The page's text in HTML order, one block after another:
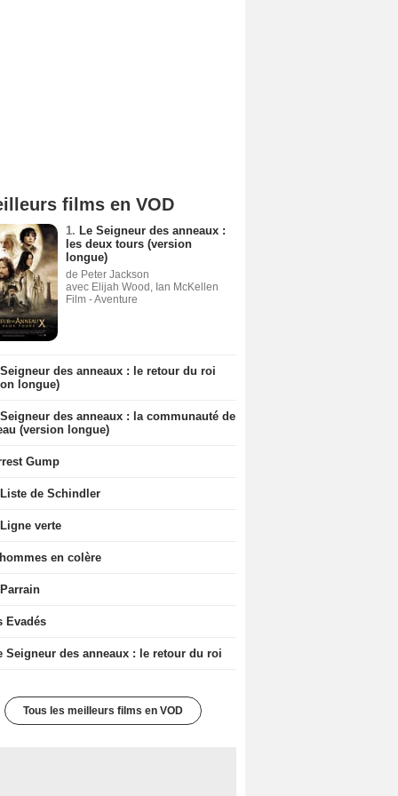
films en VOD
1. Le Seigneur des anneaux :
les deux tours (version
longue)
de Peter Jackson
avec Elijah Wood, Ian McKellen
Film - Aventure
des anneaux : le retour du roi
longue)
des anneaux : la communauté de
(version longue)
Gump
de Schindler
verte
en colère
Evadés
Seigneur des anneaux : le retour du roi
Tous les meilleurs films en VOD